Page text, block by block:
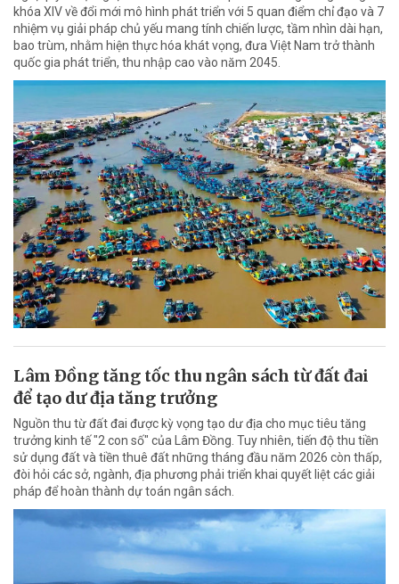
khóa XIV về đổi mới mô hình phát triển với 5 quan điểm chỉ đạo và 7
nhiệm vụ giải pháp chủ yếu mang tính chiến lược, tầm nhìn dài hạn,
bao trùm, nhằm hiện thực hóa khát vọng, đưa Việt Nam trở thành
quốc gia phát triển, thu nhập cao vào năm 2045.
Lâm Đồng tăng tốc thu ngân sách từ đất đai
để tạo dư địa tăng trưởng
Nguồn thu từ đất đai được kỳ vọng tạo dư địa cho mục tiêu tăng
trưởng kinh tế "2 con số" của Lâm Đồng. Tuy nhiên, tiến độ thu tiền
sử dụng đất và tiền thuê đất những tháng đầu năm 2026 còn thấp,
đòi hỏi các sở, ngành, địa phương phải triển khai quyết liệt các giải
pháp để hoàn thành dự toán ngân sách.